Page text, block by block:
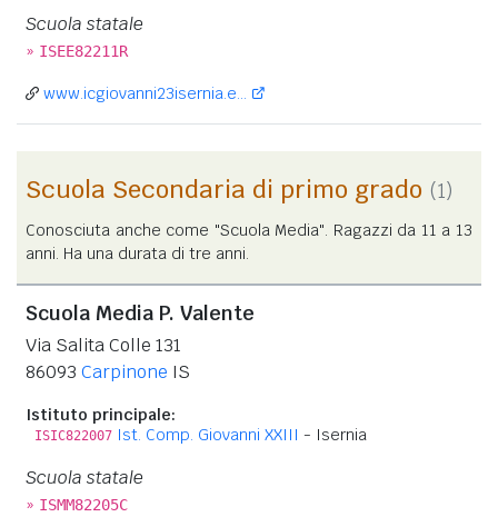
Scuola statale
» ISEE82211R
www.icgiovanni23isernia.e...
Scuola Secondaria di primo grado (1)
Conosciuta anche come "Scuola Media". Ragazzi da 11 a 13
anni. Ha una durata di tre anni.
Scuola Media P. Valente
Via Salita Colle 131
86093 Carpinone IS
Istituto principale:
ISIC822007 Ist. Comp. Giovanni XXIII - Isernia
Scuola statale
» ISMM82205C